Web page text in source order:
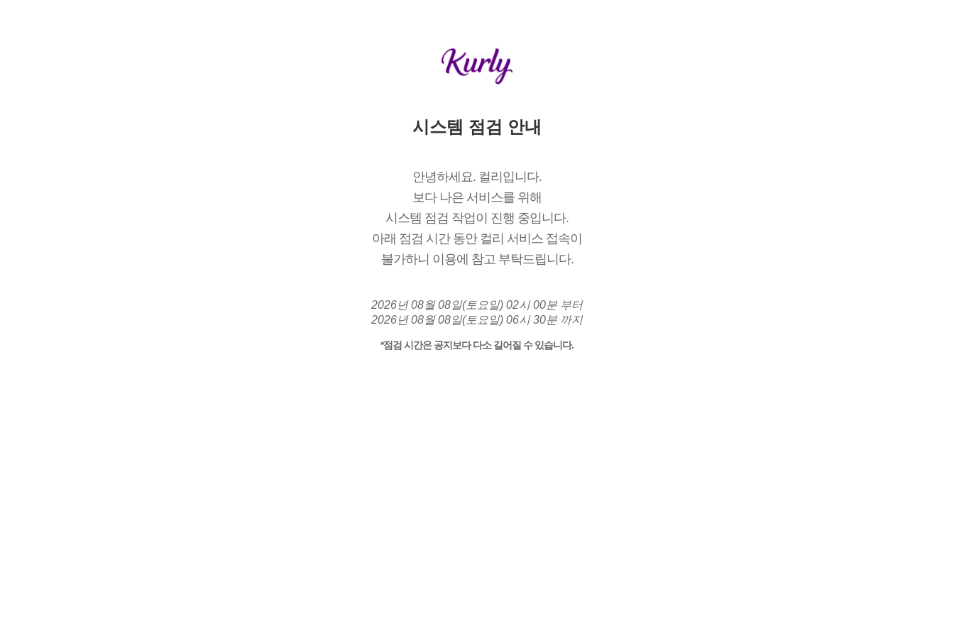
시스템 점검 안내
안녕하세요. 컬리입니다.
보다 나은 서비스를 위해
시스템 점검 작업이 진행 중입니다.
아래 점검 시간 동안 컬리 서비스 접속이
불가하니 이용에 참고 부탁드립니다.
2026년 08월 08일(토요일) 02시 00분 부터
2026년 08월 08일(토요일) 06시 30분 까지
*점검 시간은 공지보다 다소 길어질 수 있습니다.